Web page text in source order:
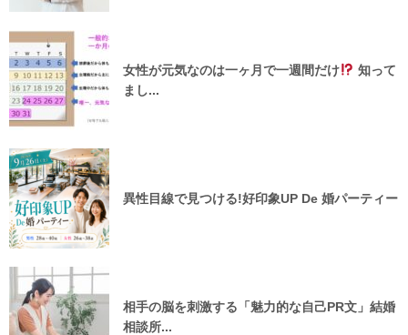
女性が元気なのは一ヶ月で一週間だけ
知って
まし...
異性目線で見つける!好印象UP De 婚パーティー
相手の脳を刺激する「魅力的な自己PR文」結婚
相談所...